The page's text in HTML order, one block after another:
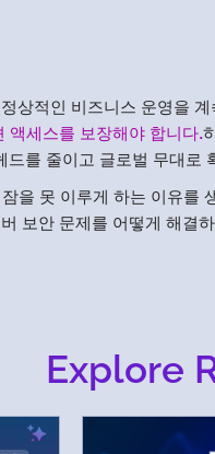
상적인 비즈니스 운영을
액세스를 보장해야 합니다.
를 줄이고 글로벌 무대로
을 못 이루게 하는 이유를
보안 문제를 어떻게 해결
Explore